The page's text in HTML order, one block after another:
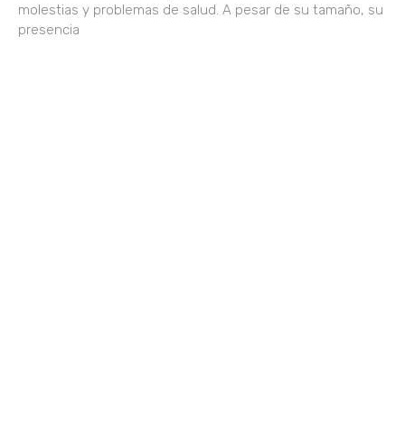
molestias y problemas de salud. A pesar de su tamaño, su
presencia